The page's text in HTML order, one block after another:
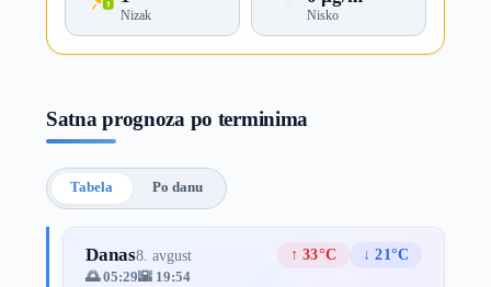
Nizak Nisko
Satna prognoza po terminima
Tabela Po danu
Danas8. avgust ↑ 33°C
↓ 21°C
🌅 05:29🌇 19:54